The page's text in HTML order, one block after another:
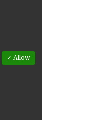
✓ Allow